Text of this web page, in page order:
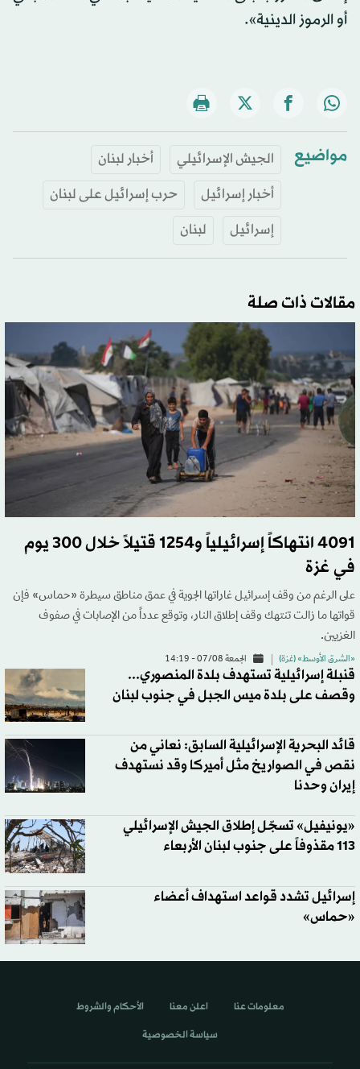
أو الرموز الدينية».
مواضيع الجيش الإسرائيلي
أخبار لبنان
أخبار إسرائيل
حرب إسرائيل على لبنان
إسرائيل
لبنان
مقالات ذات صلة
4091 انتهاكاً إسرائيلياً و1254 قتيلاً خلال 300 يوم
في غزة
على الرغم من وقف إسرائيل غاراتها الجوية في عمق مناطق سيطرة «حماس» فإن
قواتها ما زالت تنتهك وقف إطلاق النار، وتوقع عدداً من الإصابات في صفوف
الغزيين.
«الشرق الأوسط» (غزة) الجمعة 07/08 - 14:19
قنبلة إسرائيلية تستهدف بلدة المنصوري...
وقصف على بلدة ميس الجبل في جنوب لبنان
قائد البحرية الإسرائيلية السابق: نعاني من
نقص في الصواريخ مثل أميركا وقد نستهدف
إيران وحدنا
«يونيفيل» تسجّل إطلاق الجيش الإسرائيلي
113 مقذوفاً على جنوب لبنان الأربعاء
إسرائيل تشدد قواعد استهداف أعضاء
«حماس»
معلومات عنا اعلن معنا الأحكام والشروط
سياسة الخصوصية